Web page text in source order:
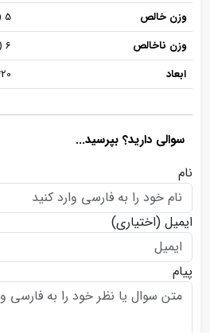
وزن خالص
5 (kg)
وزن ناخالص
6 (kg)
ابعاد
20*18*45
سوالی دارید؟ بپرسید...
نام
ایمیل (اختیاری)
پیام